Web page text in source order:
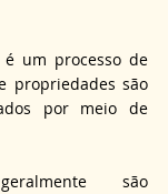
um processo de
propriedades são
por meio de
são